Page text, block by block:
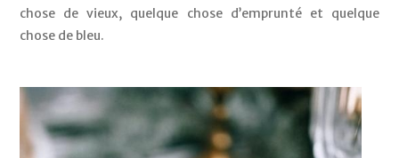
chose de vieux, quelque chose d’emprunté et quelque
chose de bleu.